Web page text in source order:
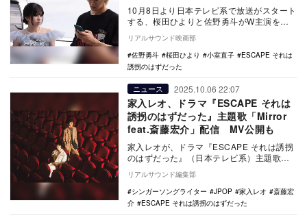
10月8日より日本テレビ系で放送がスタート
する、桜田ひよりと佐野勇斗がW主演を務
める新水曜ドラマ『ESCAPE それは誘拐の
はず…
リアルサウンド映画部
佐野勇斗
桜田ひより 小室直子
ESCAPE それは
誘拐のはずだった
ニュース 2025.10.06 22:07
家入レオ、ドラマ『ESCAPE それは
誘拐のはずだった』主題歌「Mirror
feat.斎藤宏介」配信 MV公開も
家入レオが、ドラマ『ESCAPE それは誘拐
のはずだった』（日本テレビ系）主題歌と
して書き下ろした新曲「Mirror feat.…
リアルサウンド編集部
シンガーソングライター
JPOP 家入レオ
斎藤宏
介
ESCAPE それは誘拐のはずだった